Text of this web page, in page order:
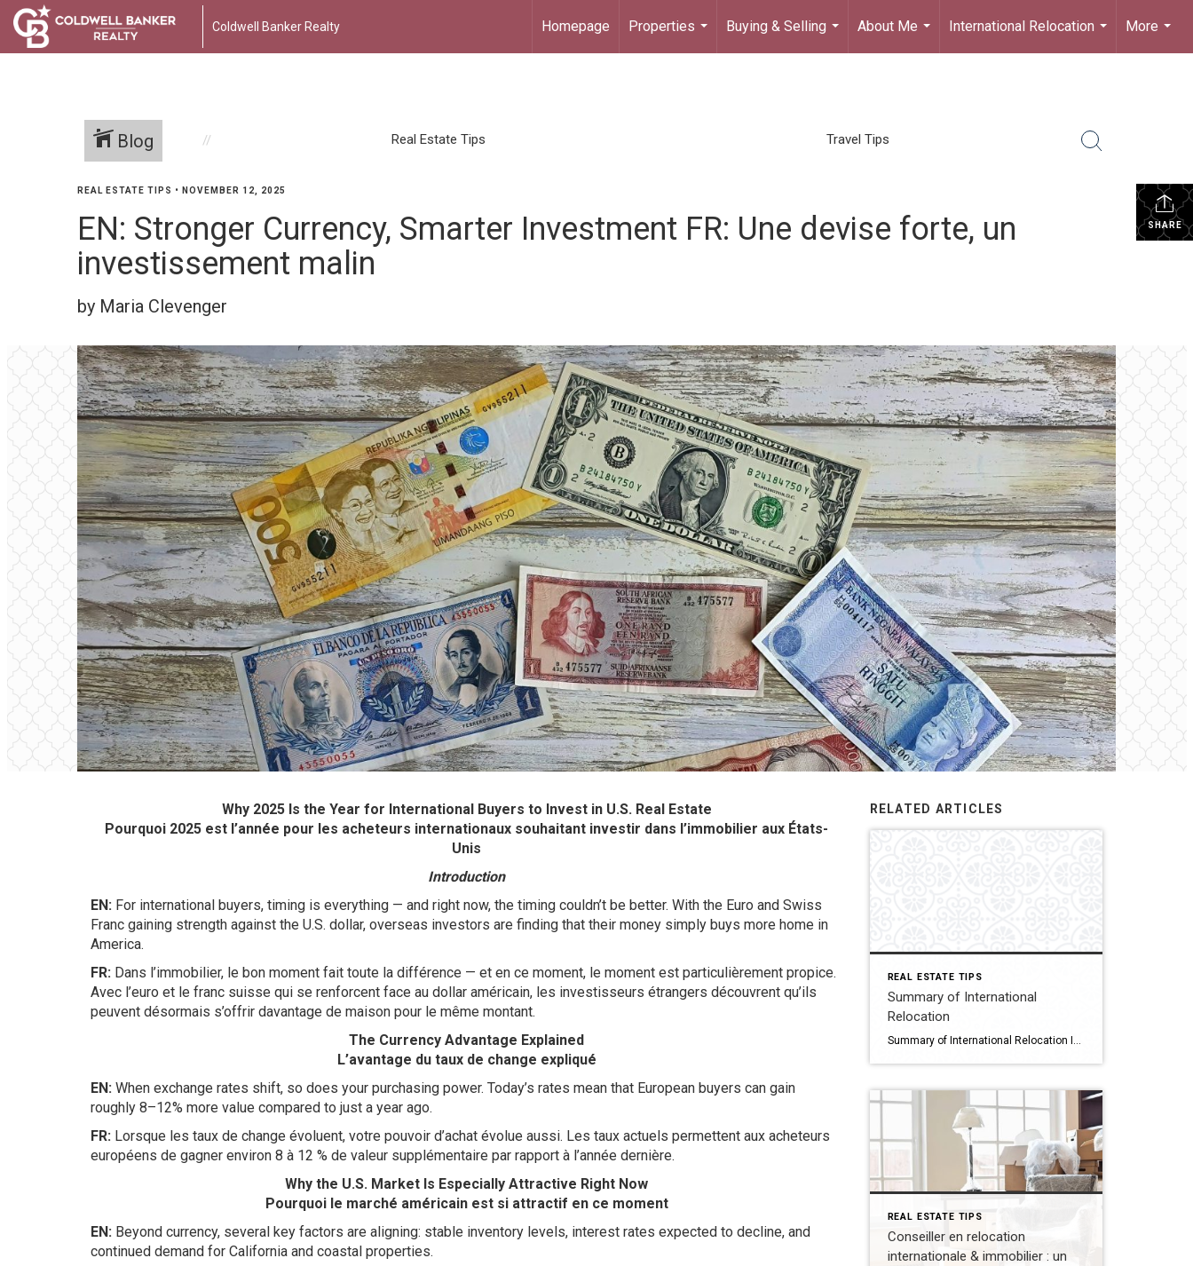
Coldwell Banker Realty Homepage
Properties
...
Buying & Selling
...
About Me
...
International Relocation
...
More
...
Blog Real Estate Tips Travel Tips
SHARE
REAL ESTATE TIPS • NOVEMBER 12, 2025
EN: Stronger Currency, Smarter Investment FR: Une devise forte, un
investissement malin
by Maria Clevenger
Why 2025 Is the Year for International Buyers to Invest in U.S. Real Estate
Pourquoi 2025 est l’année pour les acheteurs internationaux souhaitant investir dans l’immobilier aux États-
Unis
Introduction
EN: For international buyers, timing is everything — and right now, the timing couldn’t be better. With the Euro and Swiss
Franc gaining strength against the U.S. dollar, overseas investors are finding that their money simply buys more home in
America.
FR: Dans l’immobilier, le bon moment fait toute la différence — et en ce moment, le moment est particulièrement propice.
Avec l’euro et le franc suisse qui se renforcent face au dollar américain, les investisseurs étrangers découvrent qu’ils
peuvent désormais s’offrir davantage de maison pour le même montant.
The Currency Advantage Explained
L’avantage du taux de change expliqué
EN: When exchange rates shift, so does your purchasing power. Today’s rates mean that European buyers can gain
roughly 8–12% more value compared to just a year ago.
FR: Lorsque les taux de change évoluent, votre pouvoir d’achat évolue aussi. Les taux actuels permettent aux acheteurs
européens de gagner environ 8 à 12 % de valeur supplémentaire par rapport à l’année dernière.
Why the U.S. Market Is Especially Attractive Right Now
Pourquoi le marché américain est si attractif en ce moment
EN: Beyond currency, several key factors are aligning: stable inventory levels, interest rates expected to decline, and
continued demand for California and coastal properties.
RELATED ARTICLES
REAL ESTATE TIPS
Summary of International
Relocation
REAL ESTATE TIPS
Conseiller en relocation
internationale & immobilier : un